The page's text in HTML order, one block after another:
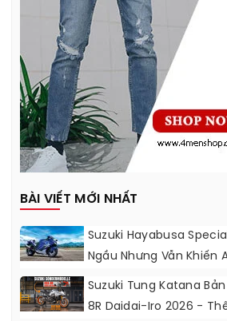
BÀI VIẾT MỚI NHẤT
Suzuki Hayabusa
Ngầu Nhưng Vẫn Khiến
Suzuki Tung Katana
8R Daidai-Iro 2026 -